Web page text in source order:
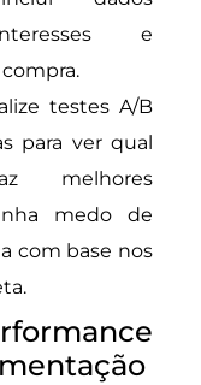
e
testes A/B
para ver qual
melhores
medo de
com base nos